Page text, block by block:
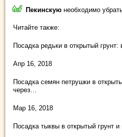
Пекинскую необходимо
Читайте также:
Посадка редьки в открытый
Апр 16, 2018
Посадка семян петрушки в
через…
Мар 16, 2018
Посадка тыквы в открытый грунт